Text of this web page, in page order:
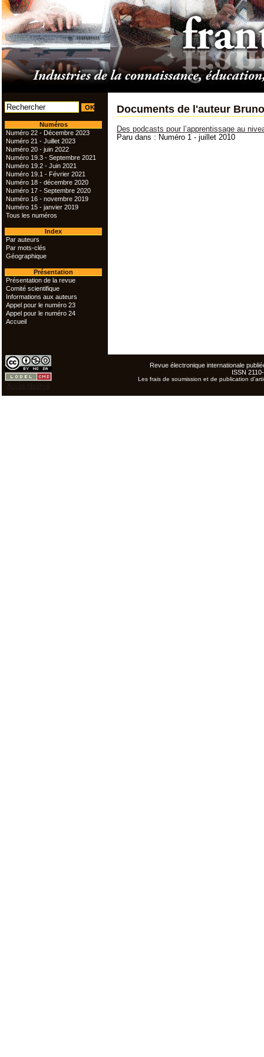
Numéros
Numéro 22 - Décembre 2023
Numéro 21 - Juillet 2023
Numéro 20 - juin 2022
Numéro 19.3 - Septembre 2021
Numéro 19.2 - Juin 2021
Numéro 19.1 - Février 2021
Numéro 18 - décembre 2020
Numéro 17 - Septembre 2020
Numéro 16 - novembre 2019
Numéro 15 - janvier 2019
Tous les numéros
Index
Par auteurs
Par mots-clés
Géographique
Présentation
Présentation de la revue
Comité scientifique
Informations aux auteurs
Appel pour le numéro 23
Appel pour le numéro 24
Accueil
Documents de l'auteur
Des podcasts pour l’apprentissage au
Paru dans : Numéro 1 - juillet 2010
Accès réservé
Revue électronique internationale
ISSN
Les frais de soumission et de publication